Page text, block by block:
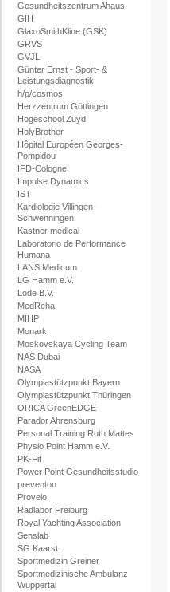
Gesundheitszentrum Ahaus
GIH
GlaxoSmithKline (GSK)
GRVS
GVJL
Günter Ernst - Sport- &
Leistungsdiagnostik
h/p/cosmos
Herzzentrum Göttingen
Hogeschool Zuyd
HolyBrother
Hôpital Européen Georges-
Pompidou
IFD-Cologne
Impulse Dynamics
IST
Kardiologie Villingen-
Schwenningen
Kastner medical
Laboratorio de Performance
Humana
LANS Medicum
LG Hamm e.V.
Lode B.V.
MedReha
MIHP
Monark
Moskovskaya Cycling Team
NAS Dubai
NASA
Olympiastützpunkt Bayern
Olympiastützpunkt Thüringen
ORICA GreenEDGE
Parador Ahrensburg
Personal Training Ruth Mattes
Physio Point Hamm e.V.
PK-Fit
Power Point Gesundheitsstudio
preventon
Provelo
Radlabor Freiburg
Royal Yachting Association
Senslab
SG Kaarst
Sportmedizin Greiner
Sportmedizinische Ambulanz
Wuppertal